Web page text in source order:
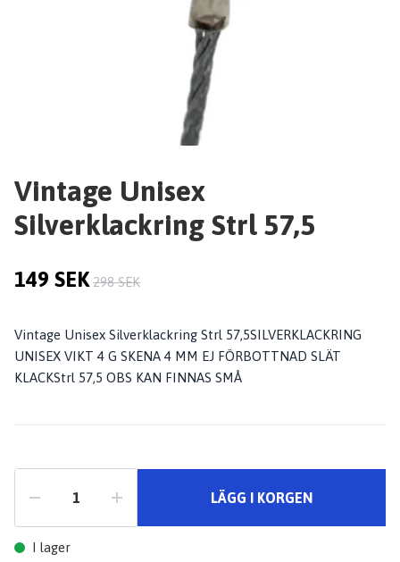
Vintage Unisex
Silverklackring Strl 57,5
149 SEK 298 SEK
Vintage Unisex Silverklackring Strl 57,5SILVERKLACKRING
UNISEX VIKT 4 G SKENA 4 MM EJ FÖRBOTTNAD SLÄT
KLACKStrl 57,5 OBS KAN FINNAS SMÅ
LÄGG I KORGEN
I lager